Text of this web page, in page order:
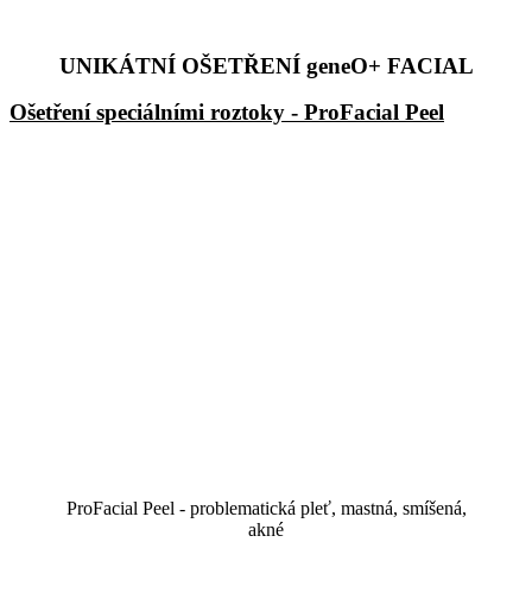
UNIKÁTNÍ OŠETŘENÍ geneO+ FACIAL
Ošetření speciálními roztoky - ProFacial Peel
ProFacial Peel - problematická pleť, mastná, smíšená,
akné